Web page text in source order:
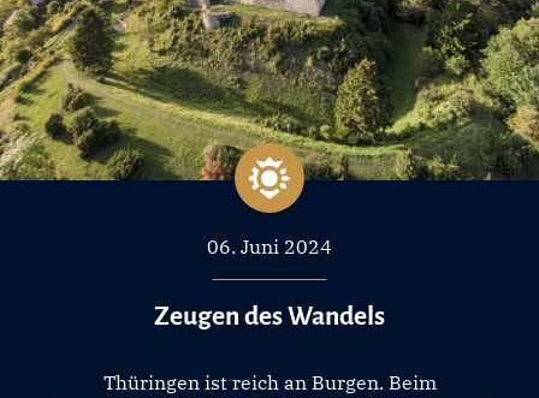
06. Juni 2024
Zeugen des Wandels
Thüringen ist reich an Burgen. Beim